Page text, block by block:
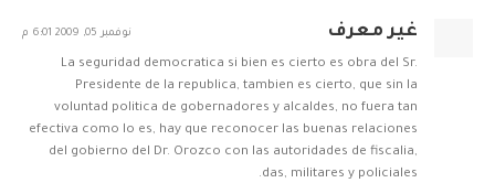
غير معرف نوفمبر 05, 2009 6:01 م
La seguridad democratica si bien es cierto es obra del Sr.
Presidente de la republica, tambien es cierto, que sin la
voluntad politica de gobernadores y alcaldes, no fuera tan
efectiva como lo es, hay que reconocer las buenas relaciones
del gobierno del Dr. Orozco con las autoridades de fiscalia,
das, militares y policiales.